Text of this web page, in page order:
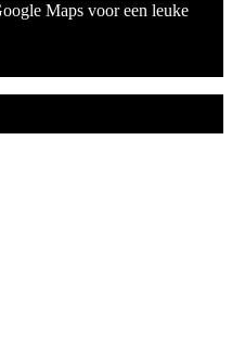
Maps voor een leuke